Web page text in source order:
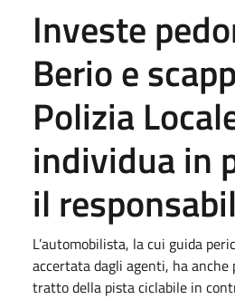
Investe
Berio e
Polizia
individua in
il
L’automobilista, la cui guida
accertata dagli agenti, ha anche
tratto della pista ciclabile in